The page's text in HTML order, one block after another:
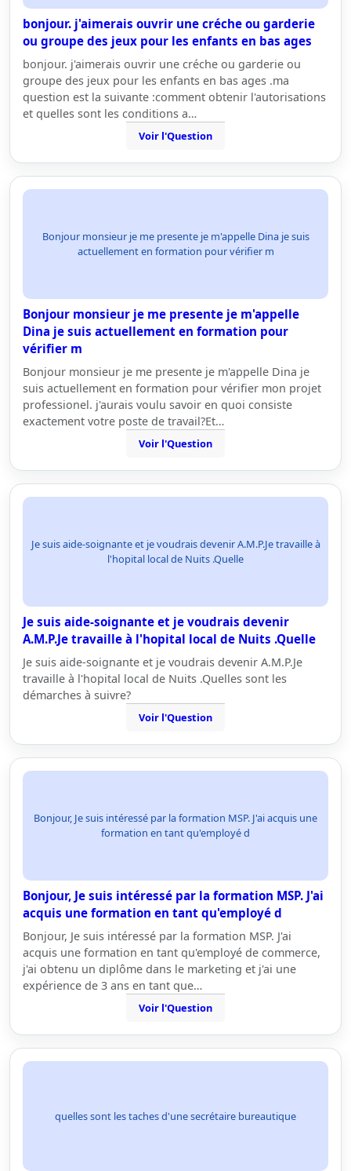
bonjour. j'aimerais ouvrir une créche ou garderie
ou groupe des jeux pour les enfants en bas ages
bonjour. j'aimerais ouvrir une créche ou garderie ou
groupe des jeux pour les enfants en bas ages .ma
question est la suivante :comment obtenir l'autorisations
et quelles sont les conditions a…
Voir l'Question
Bonjour monsieur je me presente je m'appelle Dina je suis
actuellement en formation pour vérifier m
Bonjour monsieur je me presente je m'appelle
Dina je suis actuellement en formation pour
vérifier m
Bonjour monsieur je me presente je m'appelle Dina je
suis actuellement en formation pour vérifier mon projet
professionel. j'aurais voulu savoir en quoi consiste
exactement votre poste de travail?Et…
Voir l'Question
Je suis aide-soignante et je voudrais devenir A.M.P.Je travaille à
l'hopital local de Nuits .Quelle
Je suis aide-soignante et je voudrais devenir
A.M.P.Je travaille à l'hopital local de Nuits .Quelle
Je suis aide-soignante et je voudrais devenir A.M.P.Je
travaille à l'hopital local de Nuits .Quelles sont les
démarches à suivre?
Voir l'Question
Bonjour, Je suis intéressé par la formation MSP. J'ai acquis une
formation en tant qu'employé d
Bonjour, Je suis intéressé par la formation MSP. J'ai
acquis une formation en tant qu'employé d
Bonjour, Je suis intéressé par la formation MSP. J'ai
acquis une formation en tant qu'employé de commerce,
j'ai obtenu un diplôme dans le marketing et j'ai une
expérience de 3 ans en tant que…
Voir l'Question
quelles sont les taches d'une secrétaire bureautique